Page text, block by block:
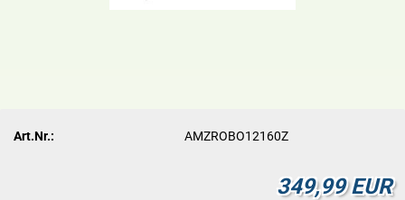
Art.Nr.: AMZROBO12160Z
349,99 EUR